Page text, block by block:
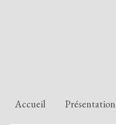
Accueil Présentation